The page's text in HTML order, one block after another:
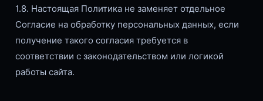
1.8. Настоящая Политика не заменяет отдельное
Согласие на обработку персональных данных, если
получение такого согласия требуется в
соответствии с законодательством или логикой
работы сайта.